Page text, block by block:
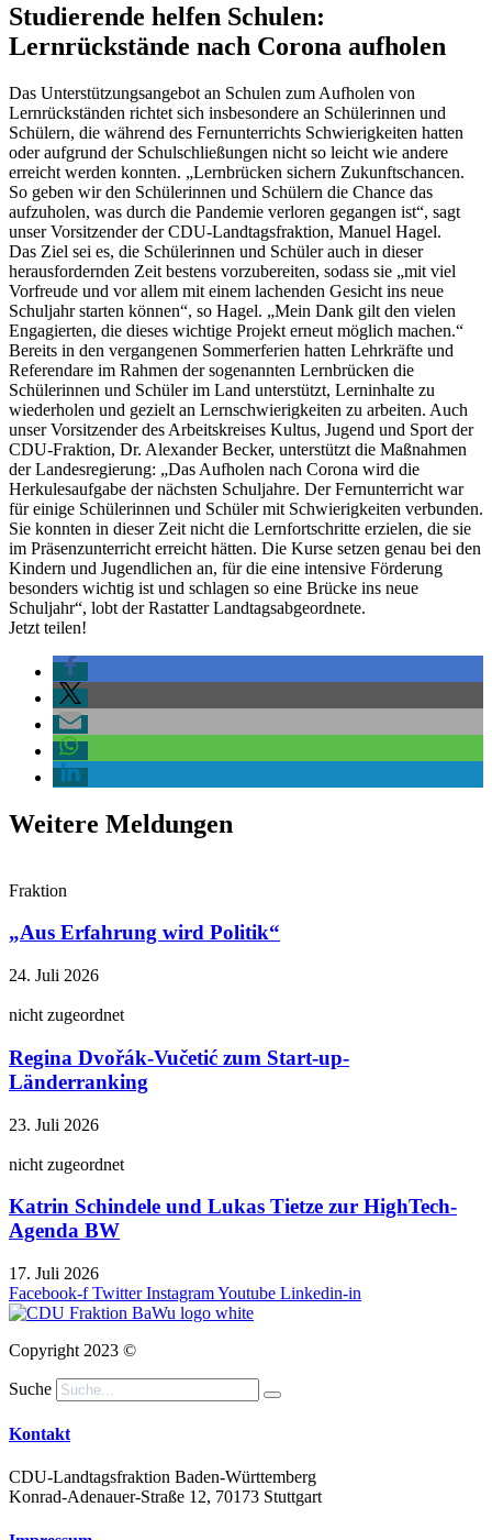
Studierende helfen Schulen:
Lernrückstände nach Corona aufholen
Das Unterstützungsangebot an Schulen zum Aufholen von
Lernrückständen richtet sich insbesondere an Schülerinnen und
Schülern, die während des Fernunterrichts Schwierigkeiten hatten
oder aufgrund der Schulschließungen nicht so leicht wie andere
erreicht werden konnten. „Lernbrücken sichern Zukunftschancen.
So geben wir den Schülerinnen und Schülern die Chance das
aufzuholen, was durch die Pandemie verloren gegangen ist“, sagt
unser Vorsitzender der CDU-Landtagsfraktion, Manuel Hagel.
Das Ziel sei es, die Schülerinnen und Schüler auch in dieser
herausfordernden Zeit bestens vorzubereiten, sodass sie „mit viel
Vorfreude und vor allem mit einem lachenden Gesicht ins neue
Schuljahr starten können“, so Hagel. „Mein Dank gilt den vielen
Engagierten, die dieses wichtige Projekt erneut möglich machen.“
Bereits in den vergangenen Sommerferien hatten Lehrkräfte und
Referendare im Rahmen der sogenannten Lernbrücken die
Schülerinnen und Schüler im Land unterstützt, Lerninhalte zu
wiederholen und gezielt an Lernschwierigkeiten zu arbeiten. Auch
unser Vorsitzender des Arbeitskreises Kultus, Jugend und Sport der
CDU-Fraktion, Dr. Alexander Becker, unterstützt die Maßnahmen
der Landesregierung: „Das Aufholen nach Corona wird die
Herkulesaufgabe der nächsten Schuljahre. Der Fernunterricht war
für einige Schülerinnen und Schüler mit Schwierigkeiten verbunden.
Sie konnten in dieser Zeit nicht die Lernfortschritte erzielen, die sie
im Präsenzunterricht erreicht hätten. Die Kurse setzen genau bei den
Kindern und Jugendlichen an, für die eine intensive Förderung
besonders wichtig ist und schlagen so eine Brücke ins neue
Schuljahr“, lobt der Rastatter Landtagsabgeordnete.
Jetzt teilen!
Weitere Meldungen
Fraktion
„Aus Erfahrung wird Politik“
24. Juli 2026
nicht zugeordnet
Regina Dvořák-Vučetić zum Start-up-
Länderranking
23. Juli 2026
nicht zugeordnet
Katrin Schindele und Lukas Tietze zur HighTech-
Agenda BW
17. Juli 2026
Facebook-f Twitter InstagramYoutube Linkedin-in
Copyright 2023 ©
Suche
Kontakt
CDU-Landtagsfraktion Baden-Württemberg
Konrad-Adenauer-Straße 12, 70173 Stuttgart